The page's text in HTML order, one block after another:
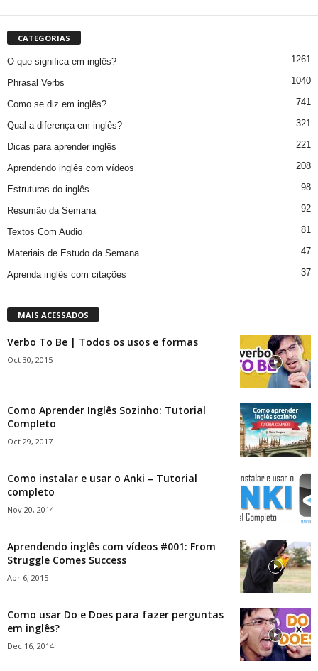
CATEGORIAS
O que significa em inglês? 1261
Phrasal Verbs 1040
Como se diz em inglês? 741
Qual a diferença em inglês? 321
Dicas para aprender inglês 221
Aprendendo inglês com vídeos 208
Estruturas do inglês 98
Resumão da Semana 92
Textos Com Audio 81
Materiais de Estudo da Semana 47
Aprenda inglês com citações 37
MAIS ACESSADOS
Verbo To Be | Todos os usos e formas
Oct 30, 2015
Como Aprender Inglês Sozinho: Tutorial
Completo
Oct 29, 2017
Como instalar e usar o Anki – Tutorial
completo
Nov 20, 2014
Aprendendo inglês com vídeos #001: From
Struggle Comes Success
Apr 6, 2015
Como usar Do e Does para fazer perguntas
em inglês?
Dec 16, 2014